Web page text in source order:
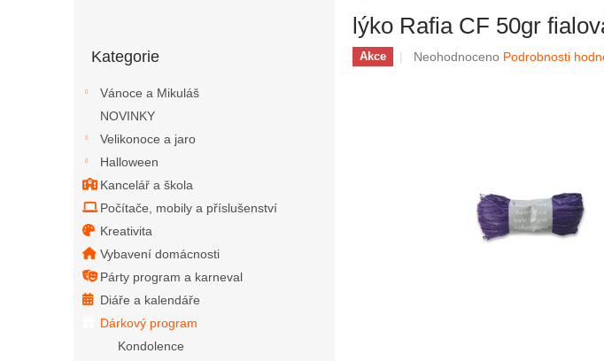
Kategorie
Vánoce a Mikuláš
NOVINKY
Velikonoce a jaro
Halloween
Kancelář a škola
Počítače, mobily a příslušenství
Kreativita
Vybavení domácnosti
Párty program a karneval
Diáře a kalendáře
Dárkový program
Kondolence
lýko Rafia CF 50gr
Akce Průměrné hodnocení produktu je
Neohodnoceno Podrobnosti